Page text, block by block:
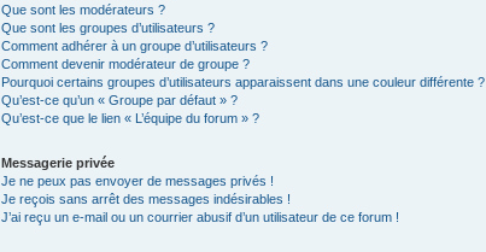
Que sont les modérateurs ?
Que sont les groupes d’utilisateurs ?
Comment adhérer à un groupe d’utilisateurs ?
Comment devenir modérateur de groupe ?
Pourquoi certains groupes d’utilisateurs apparaissent dans une couleur différente ?
Qu’est-ce qu’un « Groupe par défaut » ?
Qu’est-ce que le lien « L’équipe du forum » ?
Messagerie privée
Je ne peux pas envoyer de messages privés !
Je reçois sans arrêt des messages indésirables !
J’ai reçu un e-mail ou un courrier abusif d’un utilisateur de ce forum !